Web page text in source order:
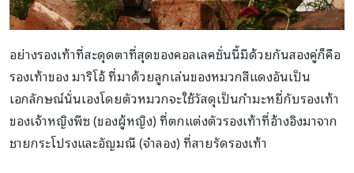
อย่างรองเท้าที่สะดุดตาที่สุดของคอลเลคชั่นนี้มีด้วยกันสองคู่ก็คือ
รองเท้าของ มาริโอ้ ที่มาด้วยลูกเล่นของหมวกสีแดงอันเป็น
เอกลักษณ์นั่นเองโดยตัวหมวกจะใช้วัสดุเป็นกำมะหยี่กับรองเท้า
ของเจ้าหญิงพีซ (ของผู้หญิง) ที่ตกแต่งตัวรองเท้าที่อ้างอิงมาจาก
ชายกระโปรงและอัญมณี (จำลอง) ที่สายรัดรองเท้า